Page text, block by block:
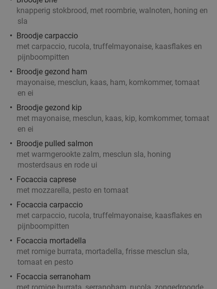
knapperig stokbrood, met roombrie, walnoten, honing en
sla
Broodje carpaccio
met carpaccio, rucola, truffelmayonaise, kaasflakes en
pijnboompitten
Broodje gezond ham
mayonaise, mesclun, kaas, ham, komkommer, tomaat
en ei
Broodje gezond kip
met mayonaise, mesclun, kaas, kip, komkommer, tomaat
en ei
Broodje pulled salmon
met warmgerookte zalm, mesclun sla, honing
mosterdsaus en rode ui
Focaccia caprese
met mozzarella, pesto en tomaat
Focaccia carpaccio
met carpaccio, rucola, truffelmayonaise, kaasflakes en
pijnboompitten
Focaccia mortadella
met romige burrata, mortadella, frisse mesclun sla,
tomaat en pesto
Focaccia serranoham